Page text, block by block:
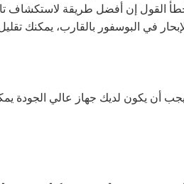
القول إن أفضل طريقة لاستكشاف
في البوسفور بالقارب، يمكنك
أن يكون لديك جهاز عالي الجودة